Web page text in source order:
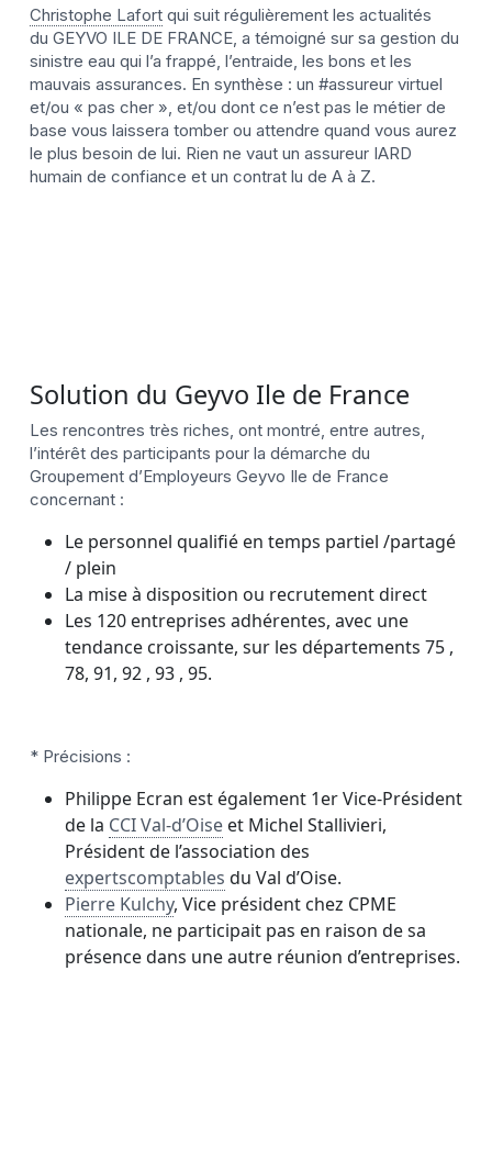
Christophe Lafort qui suit régulièrement les actualités
du GEYVO ILE DE FRANCE, a témoigné sur sa gestion du
sinistre eau qui l’a frappé, l’entraide, les bons et les
mauvais assurances. En synthèse : un #assureur virtuel
et/ou « pas cher », et/ou dont ce n’est pas le métier de
base vous laissera tomber ou attendre quand vous aurez
le plus besoin de lui. Rien ne vaut un assureur IARD
humain de confiance et un contrat lu de A à Z.
Solution du Geyvo Ile de France
Les rencontres très riches, ont montré, entre autres,
l’intérêt des participants pour la démarche du
Groupement d’Employeurs Geyvo Ile de France
concernant :
Le personnel qualifié en temps partiel /partagé
/ plein
La mise à disposition ou recrutement direct
Les 120 entreprises adhérentes, avec une
tendance croissante, sur les départements 75 ,
78, 91, 92 , 93 , 95.
* Précisions :
Philippe Ecran est également 1er Vice-Président
de la CCI Val-d’Oise et Michel Stallivieri,
Président de l’association des
expertscomptables du Val d’Oise.
Pierre Kulchy, Vice président chez CPME
nationale, ne participait pas en raison de sa
présence dans une autre réunion d’entreprises.